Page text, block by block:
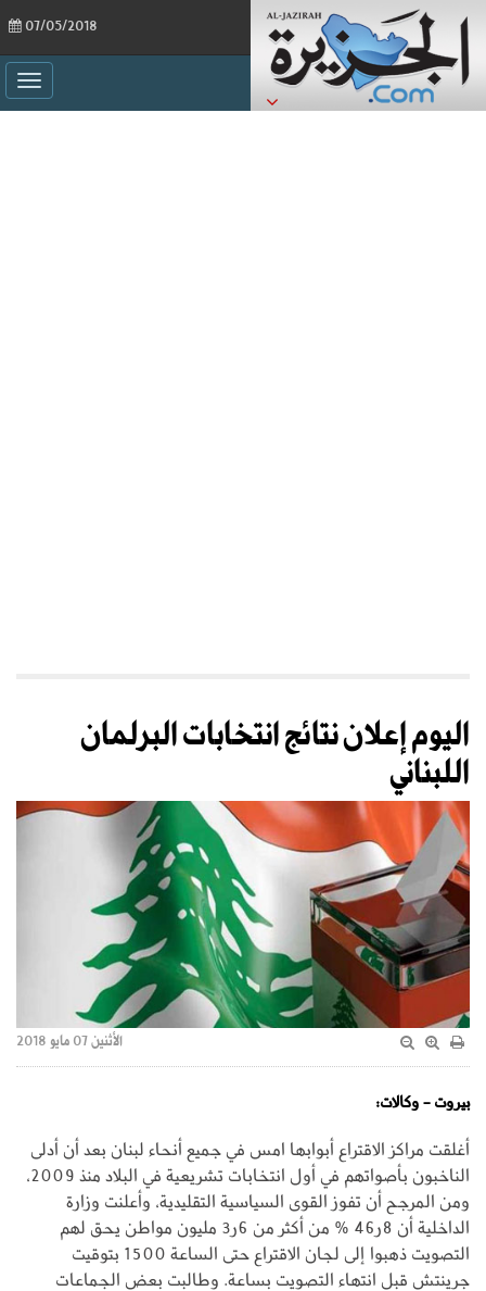
اليوم إعلان نتائج انتخابات البرلمان
اللبناني
الأثنين 07 مايو 2018
بيروت - وكالات:
أغلقت مراكز الاقتراع أبوابها امس في جميع أنحاء لبنان بعد أن أدلى
الناخبون بأصواتهم في أول انتخابات تشريعية في البلاد منذ 2009،
ومن المرجح أن تفوز القوى السياسية التقليدية، وأعلنت وزارة
الداخلية أن 8ر46 % من أكثر من 6ر3 مليون مواطن يحق لهم
التصويت ذهبوا إلى لجان الاقتراع حتى الساعة 1500 بتوقيت
جرينتش قبل انتهاء التصويت بساعة. وطالبت بعض الجماعات